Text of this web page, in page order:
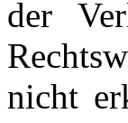
der
nicht